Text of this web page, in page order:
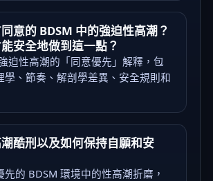
意的 BDSM 中的強迫性高潮？
安全地做到這一點？
迫性高潮的「同意優先」解釋，包
學、節奏、解剖學差異、安全規則和
酷刑以及如何保持自願和安
先的 BDSM 環境中的性高潮折磨，